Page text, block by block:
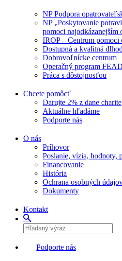
NP Podpora
NP „Poskytovanie
pomoci najodkázanejším
IROP – Centrum pomoci
Dostupná a kvalitná
Dobrovoľnícke centrum
Operačný program
Práca s dôstojnosťou
Chcete pomôcť
Darujte 2% z dane charite
Aktuálne hľadáme
Podporte nás
O nás
Príhovor
Poslanie, vízia, hodnoty,
Financovanie
História
Ochrana osobných
Dokumenty
Kontakt
Podporte nás